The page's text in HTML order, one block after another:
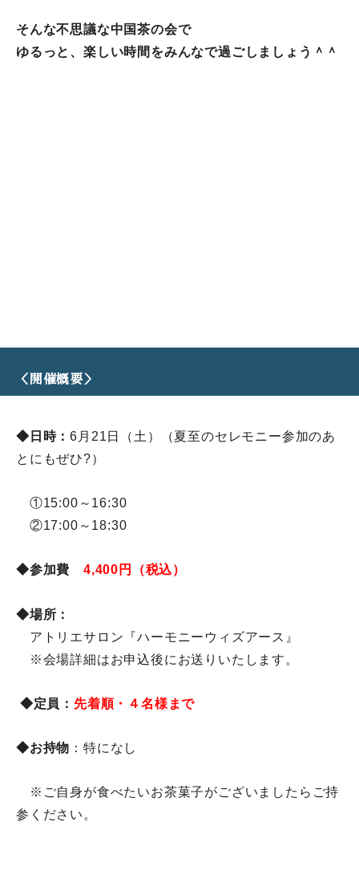
そんな不思議な中国茶の会で
ゆるっと、楽しい時間をみんなで過ごしましょう＾＾
＜開催概要＞
◆日時：6月21日（土）（夏至のセレモニー参加のあ
とにもぜひ?）
①15:00～16:30
②17:00～18:30
◆参加費4,400円（税込）
◆場所：
アトリエサロン『ハーモニーウィズアース』
※会場詳細はお申込後にお送りいたします。
◆定員 ： 先着順・４名様まで
◆お持物 ：特になし
※ご自身が食べたいお茶菓子がございましたらご持
参ください。